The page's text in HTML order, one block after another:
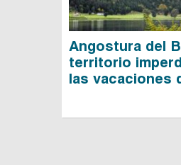
Angostura del
territorio
las vacaciones